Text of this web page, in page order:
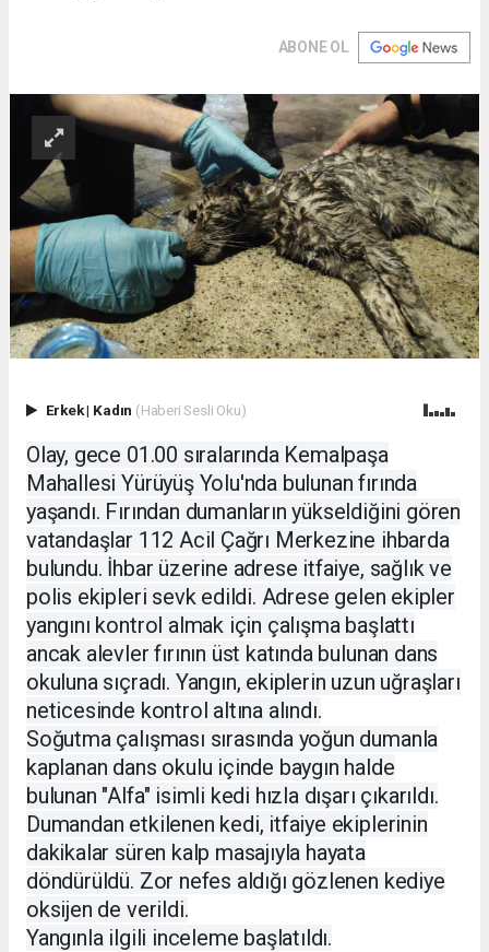
ABONE OL
Erkek| Kadın (Haberi Sesli Oku)
Olay, gece 01.00 sıralarında Kemalpaşa
Mahallesi Yürüyüş Yolu'nda bulunan fırında
yaşandı. Fırından dumanların yükseldiğini gören
vatandaşlar 112 Acil Çağrı Merkezine ihbarda
bulundu. İhbar üzerine adrese itfaiye, sağlık ve
polis ekipleri sevk edildi. Adrese gelen ekipler
yangını kontrol almak için çalışma başlattı
ancak alevler fırının üst katında bulunan dans
okuluna sıçradı. Yangın, ekiplerin uzun uğraşları
neticesinde kontrol altına alındı.
Soğutma çalışması sırasında yoğun dumanla
kaplanan dans okulu içinde baygın halde
bulunan "Alfa" isimli kedi hızla dışarı çıkarıldı.
Dumandan etkilenen kedi, itfaiye ekiplerinin
dakikalar süren kalp masajıyla hayata
döndürüldü. Zor nefes aldığı gözlenen kediye
oksijen de verildi.
Yangınla ilgili inceleme başlatıldı.